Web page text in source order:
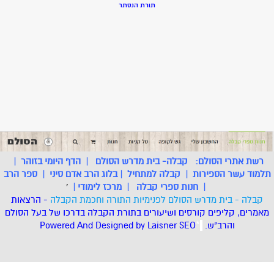
תורת הנסתר
רשת אתרי הסולם: קבלה- בית מדרש הסולם |הדף היומי בזוהר |
תלמוד עשר הספירות | קבלה למתחיל |בלוג הרב אדם סיני |ספר הרב
| חנות ספרי קבלה | מרכז לימודי |
'
קבלה - בית מדרש הסולם לפנימיות התורה וחכמת הקבלה - הרצאות
מאמרים, קליפים קורסים ושיעורים בתורת הקבלה בדרכו של בעל הסולם
והרב"ש. *
Powered And Designed by LaisnerSEO